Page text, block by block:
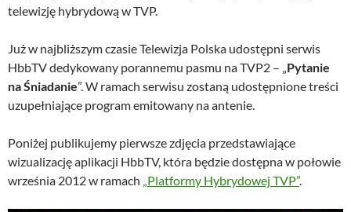
telewizję hybrydową w TVP.
Już w najbliższym czasie Telewizja Polska udostępni serwis
HbbTV dedykowany porannemu pasmu na TVP2 – „Pytanie
na Śniadanie”. W ramach serwisu zostaną udostępnione treści
uzupełniające program emitowany na antenie.
Poniżej publikujemy pierwsze zdjęcia przedstawiające
wizualizację aplikacji HbbTV, która będzie dostępna w połowie
września 2012 w ramach „Platformy Hybrydowej TVP”.